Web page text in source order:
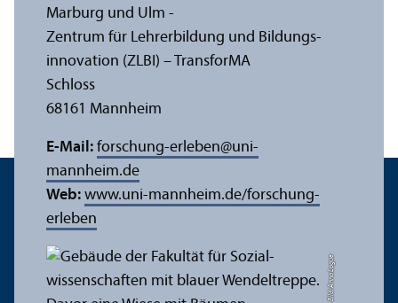
Bild: Anna Logue
Marburg und Ulm -
Zentrum für Lehr­erbildung und Bildungs­
innovation (ZLBI) – Trans­forMA
Schloss
68161 Mannheim
E-Mail: forschung-erleben@uni-
mannheim.de
Web: www.uni-mannheim.de/forschung-
erleben